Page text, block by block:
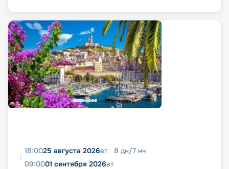
18:0025 августа 2026вт 8 дн/7 нч
09:0001 сентября 2026вт